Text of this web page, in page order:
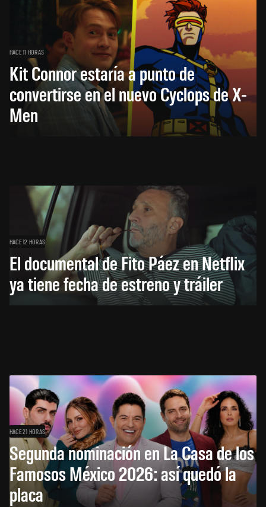
HACE 11 HORAS
Kit Connor estaría a punto de
convertirse en el nuevo Cyclops de X-
Men
HACE 12 HORAS
El documental de Fito Páez en Netflix
ya tiene fecha de estreno y tráiler
HACE 21 HORAS
Segunda nominación en La Casa de los
Famosos México 2026: así quedó la
placa